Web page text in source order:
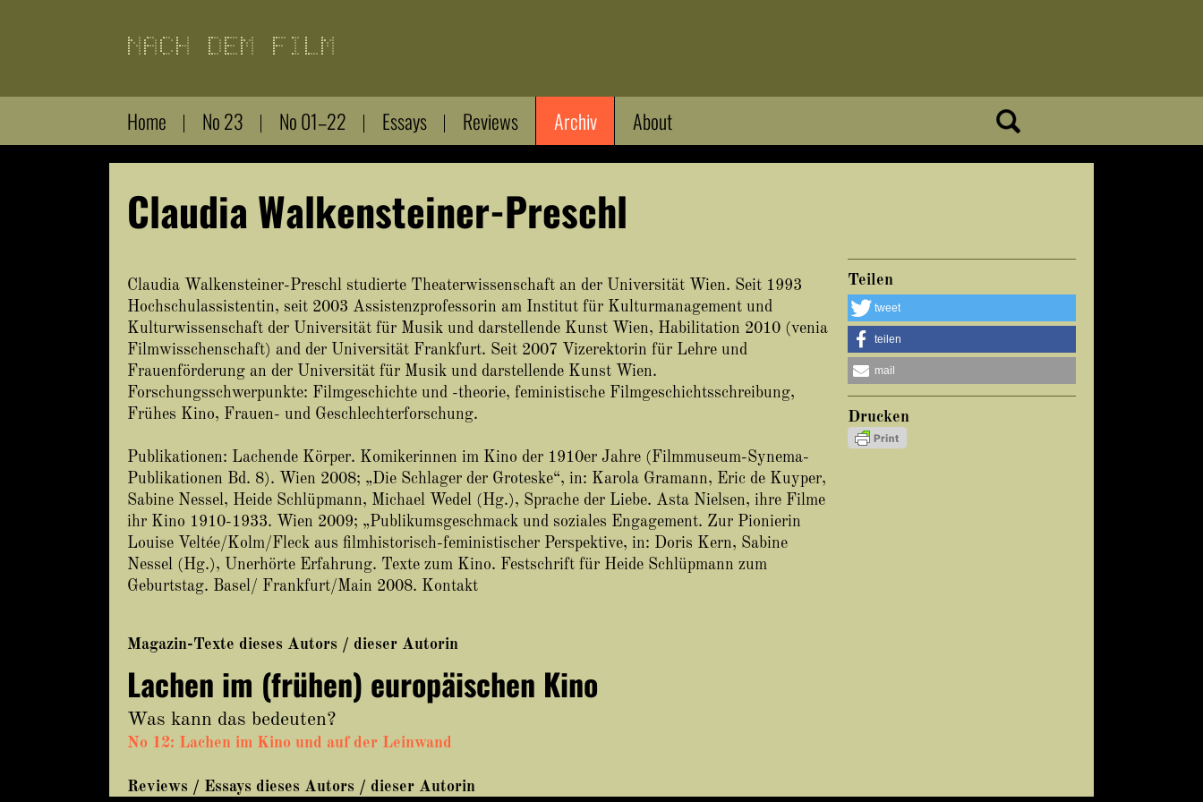
Home No 23 No 01–22 Essays Reviews Archiv About
Claudia Walkensteiner-Preschl
Claudia Walkensteiner-Preschl studierte Theaterwissenschaft an der Universität Wien. Seit 1993
Hochschulassistentin, seit 2003 Assistenzprofessorin am Institut für Kulturmanagement und
Kulturwissenschaft der Universität für Musik und darstellende Kunst Wien, Habilitation 2010 (venia
Filmwisschenschaft) and der Universität Frankfurt. Seit 2007 Vizerektorin für Lehre und
Frauenförderung an der Universität für Musik und darstellende Kunst Wien.
Forschungsschwerpunkte: Filmgeschichte und -theorie, feministische Filmgeschichtsschreibung,
Frühes Kino, Frauen- und Geschlechterforschung.
Publikationen: Lachende Körper. Komikerinnen im Kino der 1910er Jahre (Filmmuseum-Synema-
Publikationen Bd. 8). Wien 2008; „Die Schlager der Groteske“, in: Karola Gramann, Eric de Kuyper,
Sabine Nessel, Heide Schlüpmann, Michael Wedel (Hg.), Sprache der Liebe. Asta Nielsen, ihre Filme
ihr Kino 1910-1933. Wien 2009; „Publikumsgeschmack und soziales Engagement. Zur Pionierin
Louise Veltée/Kolm/Fleck aus filmhistorisch-feministischer Perspektive, in: Doris Kern, Sabine
Nessel (Hg.), Unerhörte Erfahrung. Texte zum Kino. Festschrift für Heide Schlüpmann zum
Geburtstag. Basel/ Frankfurt/Main 2008. Kontakt
Magazin-Texte dieses Autors / dieser Autorin
Lachen im (frühen) europäischen Kino
Was kann das bedeuten?
No 12: Lachen im Kino und auf der Leinwand
Reviews / Essays dieses Autors / dieser Autorin
Teilen
tweet
teilen
mail
Drucken